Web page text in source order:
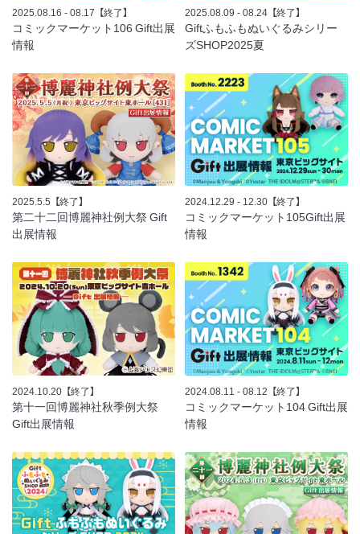
2025.08.16 - 08.17 【終了】
コミックマーケット106 Gift出展
情報
2025.08.09 - 08.24 【終了】
Giftふもふもぬいぐるみシリー
ズSHOP2025夏
2025.5.5 【終了】
第二十二回博麗神社例大祭 Gift
出展情報
2024.12.29 - 12.30 【終了】
コミックマーケット105Gift出展
情報
2024.10.20 【終了】
第十一回博麗神社秋季例大祭
Gift出展情報
2024.08.11 - 08.12 【終了】
コミックマーケット104 Gift出展
情報